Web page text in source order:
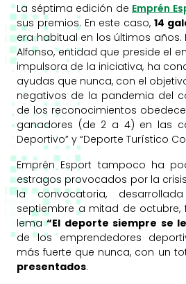
La séptima edición de Emprén
sus premios. En este caso, 14
era habitual en los últimos años.
Alfonso, entidad que preside el
impulsora de la iniciativa, ha
ayudas que nunca, con el
negativos de la pandemia del
de los reconocimientos
ganadores (de 2 a 4) en las
Deportivo” y “Deporte Turístico
Emprén Esport tampoco ha
estragos provocados por la
la convocatoria,
septiembre a mitad de octubre,
lema“El deporte siempre se
de los emprendedores
más fuerte que nunca, con un
presentados.